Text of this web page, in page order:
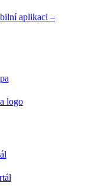
aplikaci –